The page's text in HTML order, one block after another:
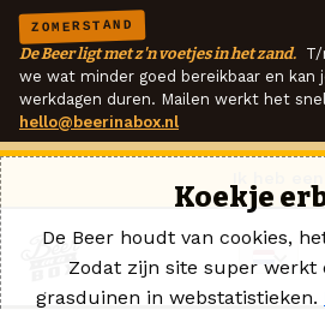
ZOMERSTAND
De Beer ligt met z'n voetjes in het zand. T/
we wat minder goed bereikbaar en kan
werkdagen duren. Mailen werkt het
hello@beerinabox.nl
Koekje
De Beer houdt van cookies,
Zodat zijn site super werkt
grasduinen in webstatistieken.